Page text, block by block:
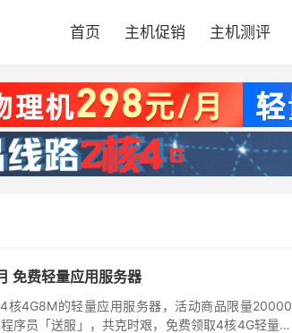
首页 主机促销 主机测评
免费轻量应用服务器
核4G8M的轻量应用服务器，活动商品限量20000
序员「送服」，共克时艰，免费领取4核4G轻量应